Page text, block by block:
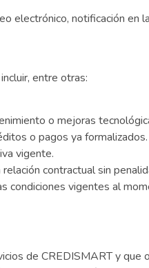
electrónico, notificación en
entre otras:
o mejoras
o pagos ya formalizados.
vigente.
contractual sin
condiciones vigentes al
de CREDISMART y que